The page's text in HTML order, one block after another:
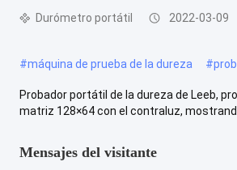
Durómetro portátil 2022-03-09
#máquina de prueba de la dureza #
Probador portátil de la dureza de Leeb,
matriz 128×64 con el contraluz,
Mensajes del visitante